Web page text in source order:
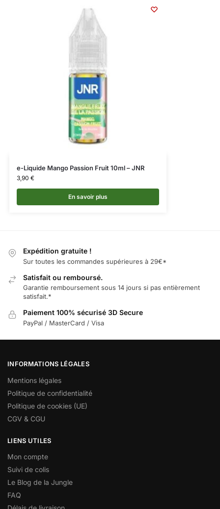
e-Liquide Mango Passion Fruit 10ml – JNR
3,90 €
En savoir plus
Expédition gratuite !
Sur toutes les commandes supérieures à 29€*
Satisfait ou remboursé.
Garantie remboursement sous 14 jours si pas entièrement
satisfait.*
Paiement 100% sécurisé 3D Secure
PayPal / MasterCard / Visa
INFORMATIONS LÉGALES
Mentions légales
Politique de confidentialité
Politique de cookies (UE)
CGV & CGU
LIENS UTILES
Mon compte
Suivi de colis
Le Blog de la Jungle
FAQ